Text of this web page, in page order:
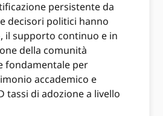
persistente da
decisori politici hanno
il supporto continuo e in
della comunità
fondamentale per
accademico e
tassi di adozione a livello